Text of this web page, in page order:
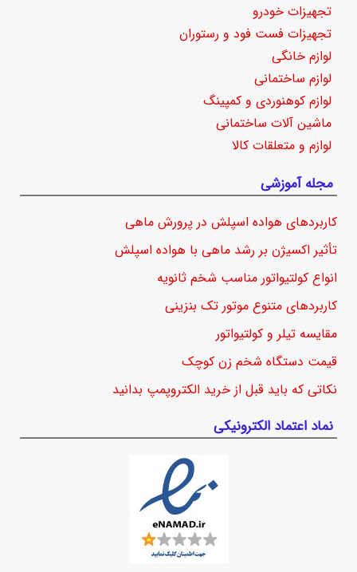
تجهیزات خودرو
تجهیزات فست فود و رستوران
لوازم خانگی
لوازم ساختمانی
لوازم کوهنوردی و کمپینگ
ماشین آلات ساختمانی
لوازم و متعلقات کالا
مجله آموزشی
کاربردهای هواده اسپلش در پرورش ماهی
تأثیر اکسیژن بر رشد ماهی با هواده اسپلش
انواع کولتیواتور مناسب شخم ثانویه
کاربردهای متنوع موتور تک بنزینی
مقایسه تیلر و کولتیواتور
قیمت دستگاه شخم زن کوچک
نکاتی که باید قبل از خرید الکتروپمپ بدانید
نماد اعتماد الکترونیکی